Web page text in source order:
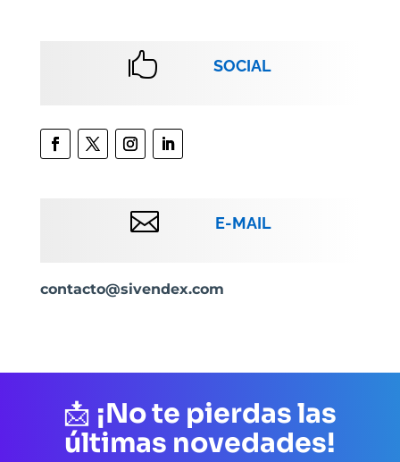
 SOCIAL
 E-MAIL
contacto@sivendex.com
📩 ¡No te pierdas las
últimas novedades!